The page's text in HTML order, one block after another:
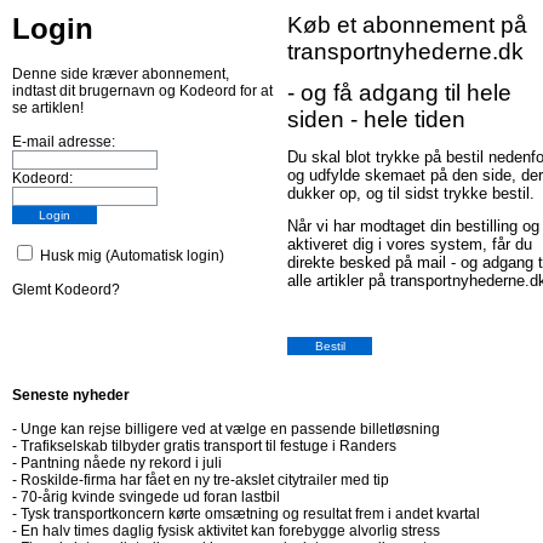
Login
Denne side kræver abonnement,
indtast dit brugernavn og Kodeord for at
se artiklen!
E-mail adresse:
Kodeord:
Husk mig (Automatisk login)
Glemt Kodeord?
Køb et abonnement på
transportnyhederne.dk
- og få adgang til hele
siden - hele tiden
Du skal blot trykke på bestil
og udfylde skemaet på den side, der
dukker op, og til sidst trykke bestil.
Når vi har modtaget din bestilling og
aktiveret dig i vores system, får du
direkte besked på mail - og adgang
alle artikler på
Seneste nyheder
- Unge kan rejse billigere ved at vælge en passende billetløsning
- Trafikselskab tilbyder gratis transport til festuge i Randers
- Pantning nåede ny rekord i juli
- Roskilde-firma har fået en ny tre-akslet citytrailer med tip
- 70-årig kvinde svingede ud foran lastbil
- Tysk transportkoncern kørte omsætning og resultat frem i andet kvartal
- En halv times daglig fysisk aktivitet kan forebygge alvorlig stress